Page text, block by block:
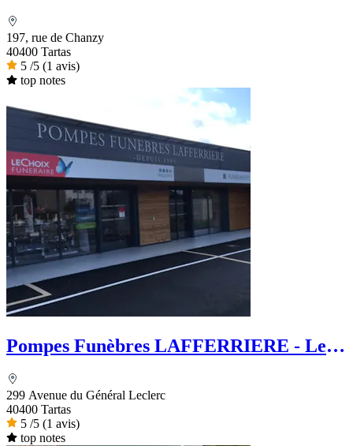
197, rue de Chanzy
40400 Tartas
5 /5 (1 avis)
top notes
Pompes Funèbres LAFFERRIERE - Le
299 Avenue du Général Leclerc
40400 Tartas
5 /5 (1 avis)
top notes